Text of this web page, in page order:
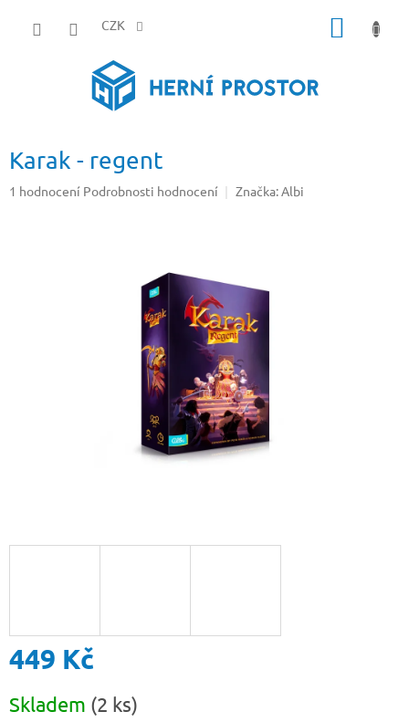
CZK
Karak - regent
Průměrné
1 hodnocení Podrobnosti hodnocení Značka:Albi
449 Kč
cena:
Skladem (2 ks)